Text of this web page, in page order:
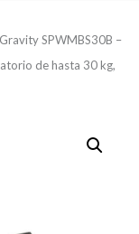
SPWMBS30B –
de hasta 30 kg,